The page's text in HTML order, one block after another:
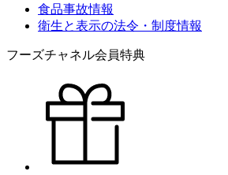
食品事故情報
衛生と表示の法令・制度情報
フーズチャネル会員特典